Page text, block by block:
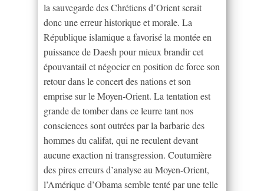
la sauvegarde des Chrétiens d’Orient serait
donc une erreur historique et morale. La
République islamique a favorisé la montée en
puissance de Daesh pour mieux brandir cet
épouvantail et négocier en position de force son
retour dans le concert des nations et son
emprise sur le Moyen-Orient. La tentation est
grande de tomber dans ce leurre tant nos
consciences sont outrées par la barbarie des
hommes du califat, qui ne reculent devant
aucune exaction ni transgression. Coutumière
des pires erreurs d’analyse au Moyen-Orient,
l’Amérique d’Obama semble tenté par une telle